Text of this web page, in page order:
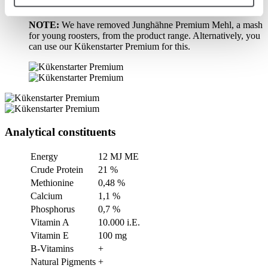
incentive for feed intake.
NOTE: We have removed Junghähne Premium Mehl, a mash
for young roosters, from the product range. Alternatively, you
can use our Kükenstarter Premium for this.
Analytical constituents
Energy
12 MJ ME
Crude Protein
21 %
Methionine
0,48 %
Calcium
1,1 %
Phosphorus
0,7 %
Vitamin A
10.000 i.E.
Vitamin E
100 mg
B-Vitamins
+
Natural Pigments +